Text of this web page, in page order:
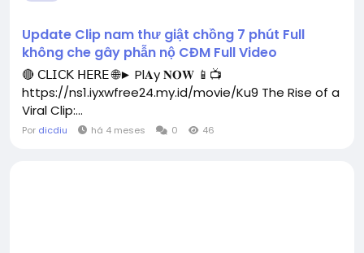
Update Clip nam thư giật chồng 7 phút Full
không che gây phẫn nộ CĐM Full Video
🔴 𝖢𝖫𝖨𝖢𝖪 𝖧𝖤𝖱𝖤 🌐► Pl𝐀y 𝐍𝐎𝐖 📱📺
https://ns1.iyxwfree24.my.id/movie/Ku9 The Rise of a
Viral Clip:...
Por dicdiu há 4 meses 0 46